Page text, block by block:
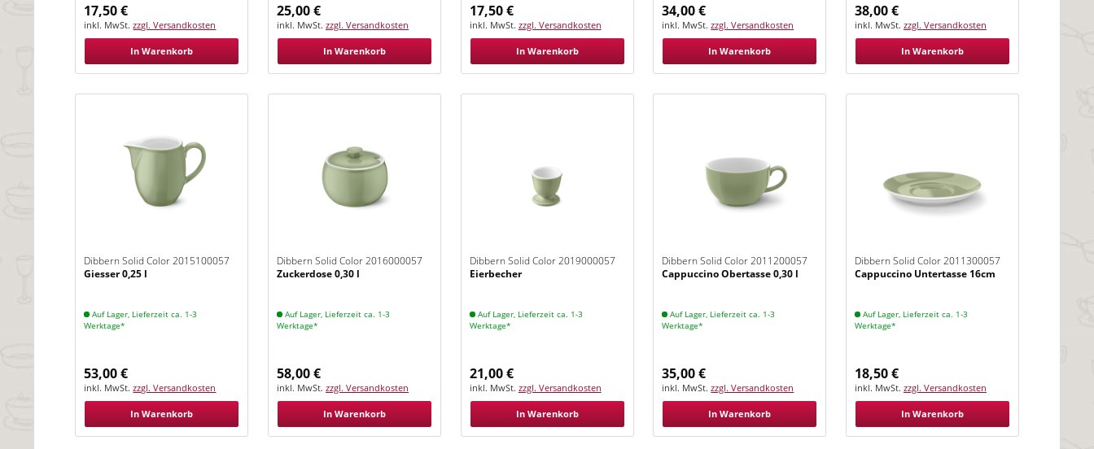
17,50 €
inkl. MwSt.zzgl. Versandkosten
In Warenkorb
25,00 €
inkl. MwSt.zzgl. Versandkosten
In Warenkorb
17,50 €
inkl. MwSt. zzgl. Versandkosten
In Warenkorb
34,00 €
inkl. MwSt.zzgl. Versandkosten
In Warenkorb
38,00 €
inkl. MwSt. zzgl. Versandkosten
In Warenkorb
Dibbern Solid Color 2015100057
Khaki
Giesser 0,25 l
Auf Lager, Lieferzeit ca. 1-3
Werktage*
53,00 €
inkl. MwSt.zzgl. Versandkosten
In Warenkorb
Dibbern Solid Color 2016000057
Khaki
Zuckerdose 0,30 l
Auf Lager, Lieferzeit ca. 1-3
Werktage*
58,00 €
inkl. MwSt.zzgl. Versandkosten
In Warenkorb
Dibbern Solid Color 2019000057
Khaki
Eierbecher
Auf Lager, Lieferzeit ca. 1-3
Werktage*
21,00 €
inkl. MwSt. zzgl. Versandkosten
In Warenkorb
Dibbern Solid Color 2011200057
Khaki
Cappuccino Obertasse 0,30 l
Auf Lager, Lieferzeit ca. 1-3
Werktage*
35,00 €
inkl. MwSt.zzgl. Versandkosten
In Warenkorb
Dibbern Solid Color 2011300057
Khaki
Cappuccino Untertasse 16cm
Auf Lager, Lieferzeit ca. 1-3
Werktage*
18,50 €
inkl. MwSt. zzgl. Versandkosten
In Warenkorb